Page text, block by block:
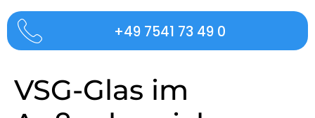
+49 7541 73 49 0
VSG-Glas im